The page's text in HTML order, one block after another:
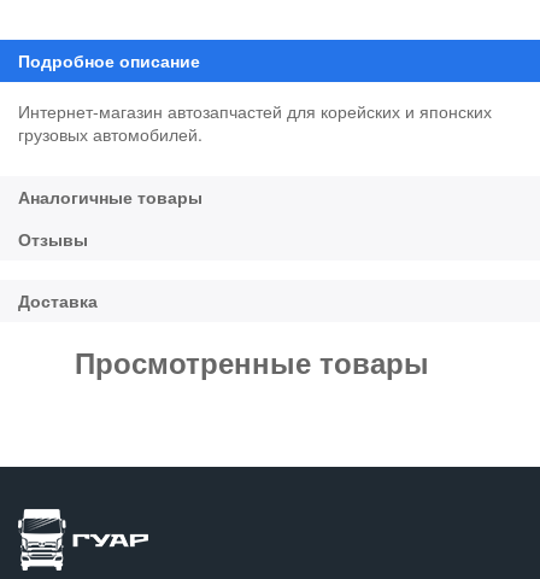
Интернет-магазин автозапчастей для корейских и японских
грузовых автомобилей.
Просмотренные товары